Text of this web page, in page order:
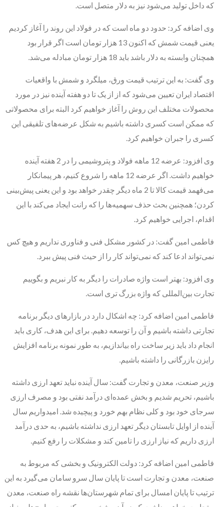
که داخل تولید می‌شود نیز به دلار متصل است.
وی اضافه کرد: حدود دو ماه است که در فولاد این روند را آغاز کردیم
یعنی قیمت شمش که اکنون 13 هزار تومان است اگر قرار بود
همچنان وابسته به دلار باشد باید 18 هزار تومان مبادله می‌شد.
وی گفت: به این ترتیب قیمت ورق، میلگرد و شمش با واقعیات
اقتصاد ایران تعیین می‌شود که از از یک تا دو هفته آینده نیز در مورد
محصولات مختلف این روش را آغاز خواهیم کرد البته برای محصولاتی
که ممکن است کسری داشته باشیم به شکل عرضه‌های تلفیقی این
کسری را جبران خواهیم کرد.
وی افزود: عرضه 12 ماهه فولاد و پتروشیمی را در 2 هفته آینده
خواهیم داشت. اگر عرضه 12 ماهه را شروع کنیم، هر پیمانکار
می‌فهمد قیمت کالا تا 2 ماه دیگر چقدر خواهد بود و این یعنی پیش‌بینی
کردن؛ همچنین بحث حذف سهمیه‌ها را که رانت ایجاد می‌کند با این
اقدام، اجرایی خواهیم کرد.
فاطمی امین گفت: در کشور مشکل فنی و فناوری نداریم و هیچ کس
نمی‌تواند ادعا کند که نمی‌تواند کار را از حیث فنی پیش ببرد.
وی افزود: بهتر است واژه صادرات را دیگر به کار نبریم و بگوییم
تجارت بین‌المللی که واژه بزرگ تری است.
فاطمی امین اضافه کرد: چه اشکال دارد در بازار‌های دیگر برنامه
تجارتی داشته باشیم و آن را توسعه دهیم. برای این هدف، کاری باید
انجام داد باید زیر ساخت راه بیاندازیم، به طور نمونه برنامه افزایش
رایزن بازرگانی را داشته باشیم.
وزیر صنعت، معدن و تجارت گفت: سال آینده نباید تعهد ارزی داشته
باشیم، تحریم شدیم و بخش عمده‌ای درآمد نفتی بود و مصرف ارزی
سرجای خود بود و کلی نظام بهم خورد و پیچیده شد. امیدواریم سال
آینده از اوایل تابستان دیگر تعهد ارزی نداشته باشیم، به حدی درآمد
ارزی داریم که نیاز ارزی را تامین کند و مشکلات را رفع کنیم.
فاطمی امین اضافه کرد: دولت الکترونیک و بخشی که مربوط به
صنعت، معدن و تجارت است تا پایان سال سرو سامان می‌گیرد به این
ترتیب تا پایان امسال برای تمام شهرستان‌ها نقشه راه صنعت، معدن